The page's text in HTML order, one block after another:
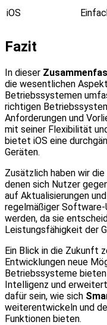
iOS
Fazit
In dieser
die wesentlichen
Betriebssystemen
richtigen
Anforderungen und
mit seiner Flexibilität
bietet iOS eine
Geräten.
Zusätzlich haben wir
denen sich Nutzer
auf Aktualisierungen
regelmäßiger
werden, da sie
Leistungsfähigkeit der
Ein Blick in die Zukunft
Entwicklungen neue
Betriebssysteme
Intelligenz und
dafür sein, wie sich
weiterentwickeln und
Funktionen bieten.